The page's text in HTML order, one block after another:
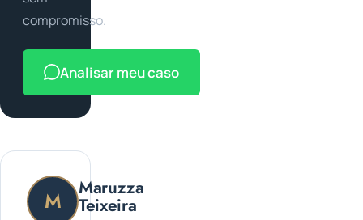
compromisso.
Analisar meu caso
M Maruzza
Teixeira